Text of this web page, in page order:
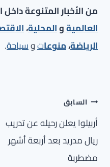
من الأخبار المتنوعة داخل
العالميةوالمحلية،
الرياضة،منوعاتوسياحة.
تصفّح
المقالات
السابق
أربيلوا يعلن رحيله عن تدريب
ريال مدريد بعد أربعة أشهر
مضطربة